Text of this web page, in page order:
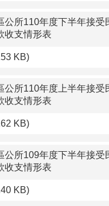
公所110年度下半年接受
收支情形表
KB)
公所110年度上半年接受
收支情形表
KB)
公所109年度下半年接受
收支情形表
KB)